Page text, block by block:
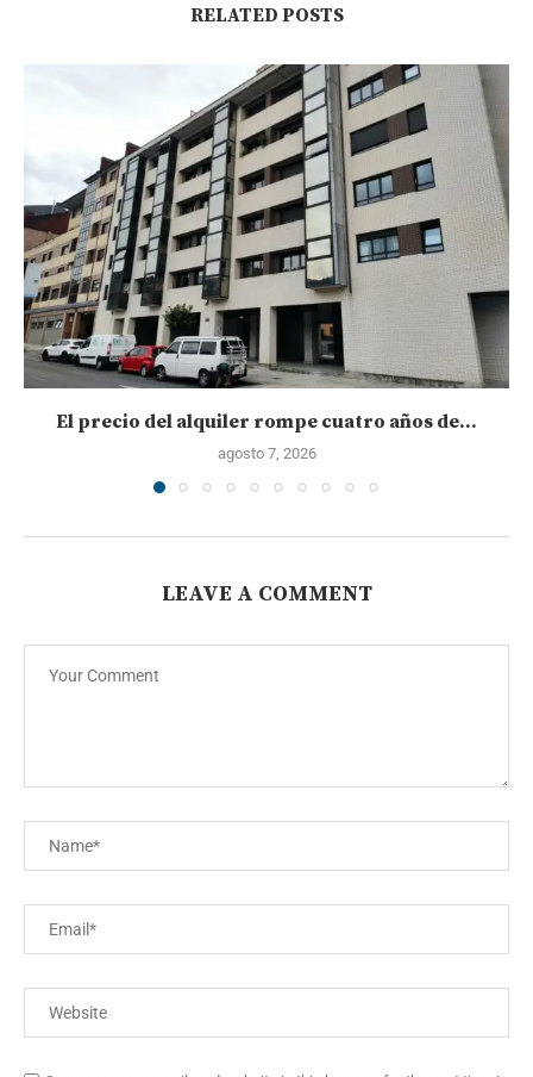
RELATED POSTS
El precio del alquiler rompe cuatro años de...
agosto 7, 2026
LEAVE A COMMENT